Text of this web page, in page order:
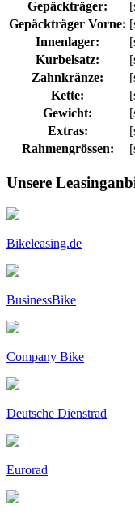
Gepäckträger:
Gepäckträger Vorne:
Innenlager:
Kurbelsatz:
Zahnkränze:
Kette:
Gewicht:
Extras:
Rahmengrössen:
Unsere
Bikeleasing.de
BusinessBike
Company Bike
Deutsche Dienstrad
Eurorad